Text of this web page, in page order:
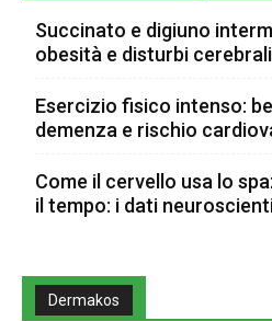
Succinato e digiuno
obesità e disturbi cerebrali
Esercizio fisico intenso:
demenza e rischio
Come il cervello usa lo
il tempo: i dati
Dermakos